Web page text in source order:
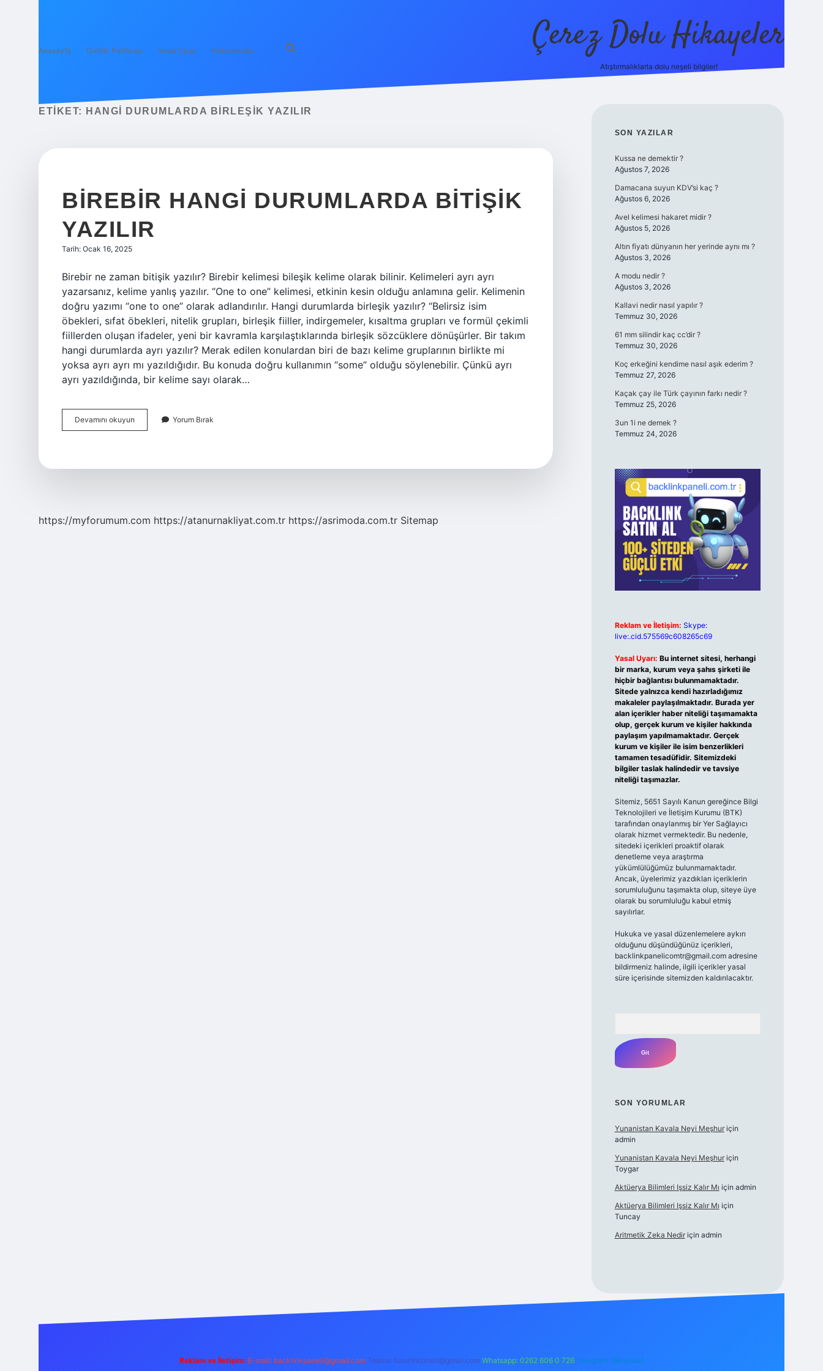
Anasayfa Gizlilik Politikası Yasal Uyarı Hakkımızda Çerez Dolu Hikayeler
Atıştırmalıklarla dolu neşeli bilgiler!
ETIKET: HANGI DURUMLARDA BIRLEŞIK YAZILIR
BIREBIR HANGI DURUMLARDA BITIŞIK
YAZILIR
Tarih: Ocak 16, 2025
Birebir ne zaman bitişik yazılır? Birebir kelimesi bileşik kelime olarak bilinir. Kelimeleri ayrı ayrı
yazarsanız, kelime yanlış yazılır. “One to one” kelimesi, etkinin kesin olduğu anlamına gelir. Kelimenin
doğru yazımı “one to one” olarak adlandırılır. Hangi durumlarda birleşik yazılır? “Belirsiz isim
öbekleri, sıfat öbekleri, nitelik grupları, birleşik fiiller, indirgemeler, kısaltma grupları ve formül çekimli
fiillerden oluşan ifadeler, yeni bir kavramla karşılaştıklarında birleşik sözcüklere dönüşürler. Bir takım
hangi durumlarda ayrı yazılır? Merak edilen konulardan biri de bazı kelime gruplarının birlikte mi
yoksa ayrı ayrı mı yazıldığıdır. Bu konuda doğru kullanımın “some” olduğu söylenebilir. Çünkü ayrı
ayrı yazıldığında, bir kelime sayı olarak…
Devamını okuyun
Hangi
Yorum Bırak
https://myforumum.com https://atanurnakliyat.com.tr https://asrimoda.com.tr Sitemap
SIDEBAR
SON YAZILAR
Kussa ne demektir ?
Ağustos 7, 2026
Damacana suyun KDV’si kaç ?
Ağustos 6, 2026
Avel kelimesi hakaret midir ?
Ağustos 5, 2026
Altın fiyatı dünyanın her yerinde aynı mı ?
Ağustos 3, 2026
A modu nedir ?
Ağustos 3, 2026
Kallavi nedir nasıl yapılır ?
Temmuz 30, 2026
61 mm silindir kaç cc’dir ?
Temmuz 30, 2026
Koç erkeğini kendime nasıl aşık ederim ?
Temmuz 27, 2026
Kaçak çay ile Türk çayının farkı nedir ?
Temmuz 25, 2026
3un 1i ne demek ?
Temmuz 24, 2026
Reklam ve İletişim: Skype:
live:.cid.575569c608265c69
Yasal Uyarı: Bu internet sitesi, herhangi
bir marka, kurum veya şahıs şirketi ile
hiçbir bağlantısı bulunmamaktadır.
Sitede yalnızca kendi hazırladığımız
makaleler paylaşılmaktadır. Burada yer
alan içerikler haber niteliği taşımamakta
olup, gerçek kurum ve kişiler hakkında
paylaşım yapılmamaktadır. Gerçek
kurum ve kişiler ile isim benzerlikleri
tamamen tesadüfidir. Sitemizdeki
bilgiler taslak halindedir ve tavsiye
niteliği taşımazlar.
Sitemiz, 5651 Sayılı Kanun gereğince Bilgi
Teknolojileri ve İletişim Kurumu (BTK)
tarafından onaylanmış bir Yer Sağlayıcı
olarak hizmet vermektedir. Bu nedenle,
sitedeki içerikleri proaktif olarak
denetleme veya araştırma
yükümlülüğümüz bulunmamaktadır.
Ancak, üyelerimiz yazdıkları içeriklerin
sorumluluğunu taşımakta olup, siteye üye
olarak bu sorumluluğu kabul etmiş
sayılırlar.
Hukuka ve yasal düzenlemelere aykırı
olduğunu düşündüğünüz içerikleri,
backlinkpanelicomtr@gmail.comadresine
bildirmeniz halinde, ilgili içerikler yasal
süre içerisinde sitemizden kaldırılacaktır.
SON YORUMLAR
Yunanistan Kavala Neyi Meşhuriçin
admin
Yunanistan Kavala Neyi Meşhuriçin
Toygar
Aktüerya Bilimleri Işsiz Kalır Mı için admin
Aktüerya Bilimleri Işsiz Kalır Mı için
Tuncay
Aritmetik Zeka Nediriçin admin
Reklam ve İletişim: E-mail: backlinkpaneli@gmail.com Teams: forumhizmeti@gmail.com Whatsapp: 0262 606 0 726 Telegram: @karabul